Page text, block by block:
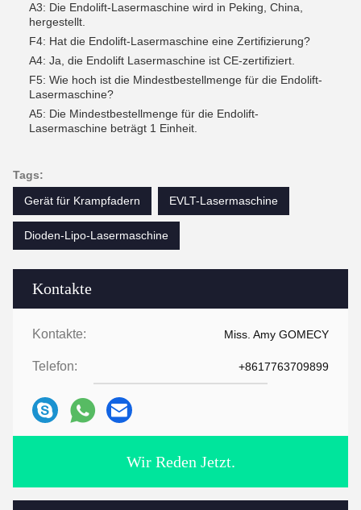
Kontakte
Kontakte: Miss. Amy GOMECY
Telefon: +8617763709899
Wir Reden Jetzt.
A3: Die Endolift-Lasermaschine wird in Peking, China,
hergestellt.
F4: Hat die Endolift-Lasermaschine eine Zertifizierung?
A4: Ja, die Endolift Lasermaschine ist CE-zertifiziert.
F5: Wie hoch ist die Mindestbestellmenge für die Endolift-
Lasermaschine?
A5: Die Mindestbestellmenge für die Endolift-
Lasermaschine beträgt 1 Einheit.
Tags:
Gerät für Krampfadern
EVLT-Lasermaschine
Dioden-Lipo-Lasermaschine